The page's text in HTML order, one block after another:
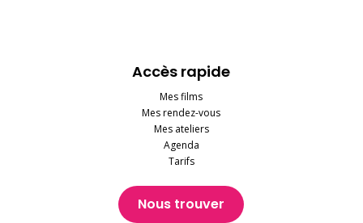
Accès rapide
Mes films
Mes rendez-vous
Mes ateliers
Agenda
Tarifs
Nous trouver